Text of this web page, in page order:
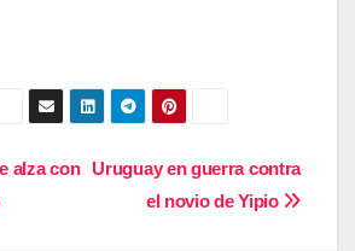
Uruguay en guerra contra
el novio de Yipio
alza con